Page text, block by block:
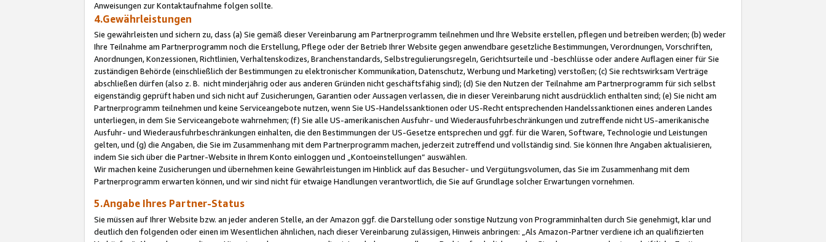
Anweisungen zur Kontaktaufnahme folgen sollte.
4.Gewährleistungen
Sie gewährleisten und sichern zu, dass (a) Sie gemäß dieser Vereinbarung am Partnerprogramm teilnehmen und Ihre Website erstellen, pflegen und betreiben werden; (b) weder
Ihre Teilnahme am Partnerprogramm noch die Erstellung, Pflege oder der Betrieb Ihrer Website gegen anwendbare gesetzliche Bestimmungen, Verordnungen, Vorschriften,
Anordnungen, Konzessionen, Richtlinien, Verhaltenskodizes, Branchenstandards, Selbstregulierungsregeln, Gerichtsurteile und -beschlüsse oder andere Auflagen einer für Sie
zuständigen Behörde (einschließlich der Bestimmungen zu elektronischer Kommunikation, Datenschutz, Werbung und Marketing) verstoßen; (c) Sie rechtswirksam Verträge
abschließen dürfen (also z. B. nicht minderjährig oder aus anderen Gründen nicht geschäftsfähig sind); (d) Sie den Nutzen der Teilnahme am Partnerprogramm für sich selbst
eigenständig geprüft haben und sich nicht auf Zusicherungen, Garantien oder Aussagen verlassen, die in dieser Vereinbarung nicht ausdrücklich enthalten sind; (e) Sie nicht am
Partnerprogramm teilnehmen und keine Serviceangebote nutzen, wenn Sie US-Handelssanktionen oder US-Recht entsprechenden Handelssanktionen eines anderen Landes
unterliegen, in dem Sie Serviceangebote wahrnehmen; (f) Sie alle US-amerikanischen Ausfuhr- und Wiederausfuhrbeschränkungen und zutreffende nicht US-amerikanische
Ausfuhr- und Wiederausfuhrbeschränkungen einhalten, die den Bestimmungen der US-Gesetze entsprechen und ggf. für die Waren, Software, Technologie und Leistungen
gelten, und (g) die Angaben, die Sie im Zusammenhang mit dem Partnerprogramm machen, jederzeit zutreffend und vollständig sind. Sie können Ihre Angaben aktualisieren,
indem Sie sich über die Partner-Website in Ihrem Konto einloggen und „Kontoeinstellungen“ auswählen.
Wir machen keine Zusicherungen und übernehmen keine Gewährleistungen im Hinblick auf das Besucher- und Vergütungsvolumen, das Sie im Zusammenhang mit dem
Partnerprogramm erwarten können, und wir sind nicht für etwaige Handlungen verantwortlich, die Sie auf Grundlage solcher Erwartungen vornehmen.
5.Angabe Ihres Partner-Status
Sie müssen auf Ihrer Website bzw. an jeder anderen Stelle, an der Amazon ggf. die Darstellung oder sonstige Nutzung von Programminhalten durch Sie genehmigt, klar und
deutlich den folgenden oder einen im Wesentlichen ähnlichen, nach dieser Vereinbarung zulässigen, Hinweis anbringen: „Als Amazon-Partner verdiene ich an qualifizierten